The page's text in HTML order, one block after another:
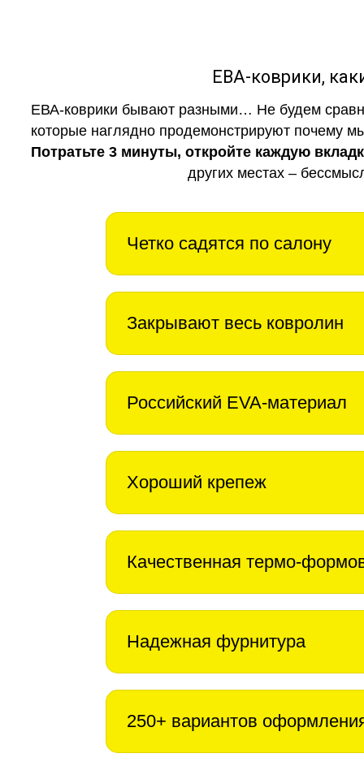
ЕВА-коврики,
ЕВА-коврики бывают разными… Не будем
которые наглядно продемонстрируют почему
Потратьте 3 минуты, откройте каждую
других местах –
Четко садятся по салону
Закрывают весь ковролин
Российский EVA-материал
Хороший крепеж
Качественная термо-
Надежная фурнитура
250+ вариантов